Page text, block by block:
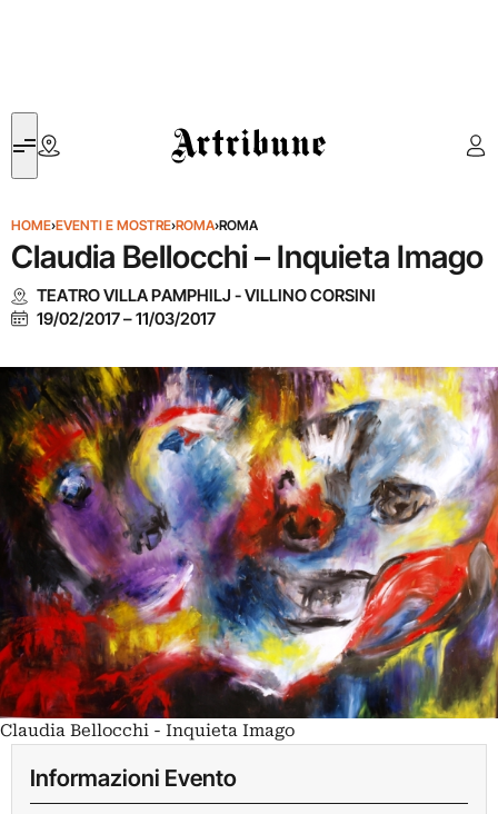
Artribune
HOME›EVENTI E MOSTRE›ROMA›ROMA
Claudia Bellocchi – Inquieta Imago
TEATRO VILLA PAMPHILJ - VILLINO CORSINI
19/02/2017–11/03/2017
Claudia Bellocchi - Inquieta Imago
Informazioni Evento